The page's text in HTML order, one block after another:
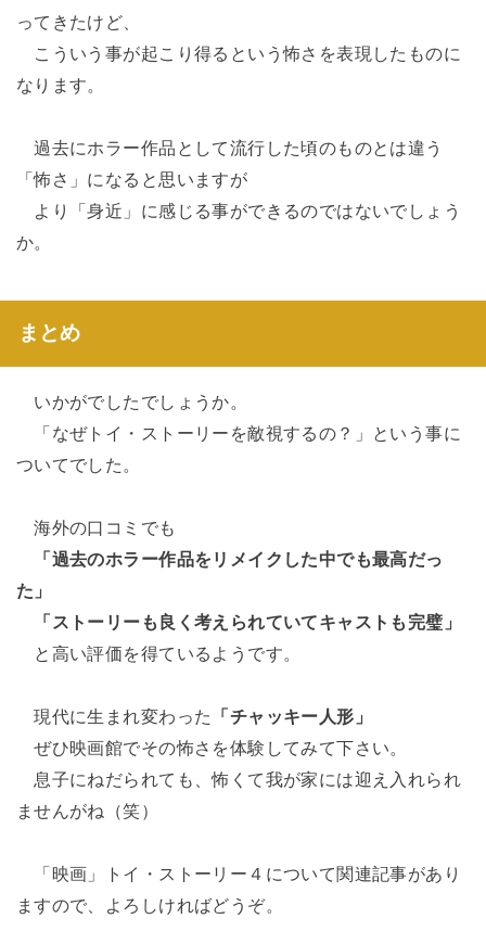
ってきたけど、
こういう事が起こり得るという怖さを表現したものに
なります。
過去にホラー作品として流行した頃のものとは違う
「怖さ」になると思いますが
より「身近」に感じる事ができるのではないでしょう
か。
まとめ
いかがでしたでしょうか。
「なぜトイ・ストーリーを敵視するの？」という事に
ついてでした。
海外の口コミでも
「過去のホラー作品をリメイクした中でも最高だっ
た」
「ストーリーも良く考えられていてキャストも完璧」
と高い評価を得ているようです。
現代に生まれ変わった
「チャッキー人形」
ぜひ映画館でその怖さを体験してみて下さい。
息子にねだられても、怖くて我が家には迎え入れられ
ませんがね（笑）
「映画」トイ・ストーリー４について関連記事があり
ますので、よろしければどうぞ。